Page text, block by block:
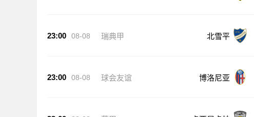
23:00 08-08 瑞典甲 北雪平
23:00 08-08 球会友谊 博洛尼亚